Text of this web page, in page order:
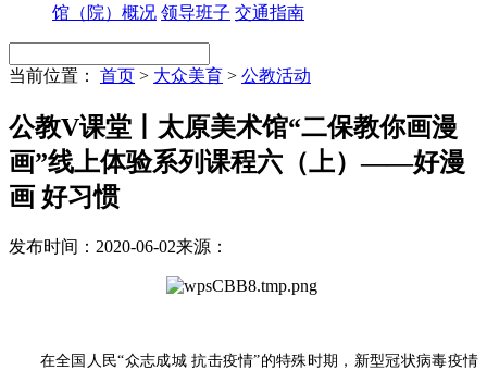
馆（院）概况 领导班子 交通指南
当前位置： 首页 > 大众美育 > 公教活动
公教V课堂丨太原美术馆“二保教你画漫
画”线上体验系列课程六（上）——好漫
画 好习惯
发布时间：2020-06-02来源：
在全国人民“众志成城 抗击疫情”的特殊时期，新型冠状病毒疫情